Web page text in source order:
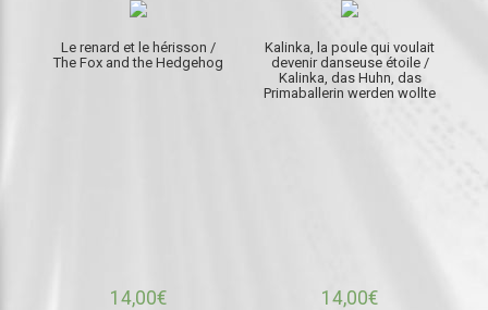
Le renard et le hérisson /
The Fox and the Hedgehog
14,00€
Kalinka, la poule qui voulait
devenir danseuse étoile /
Kalinka, das Huhn, das
Primaballerin werden wollte
14,00€